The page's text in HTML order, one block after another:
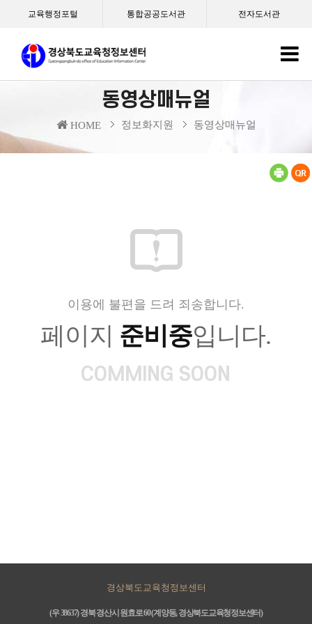
교육행정포털 통합공공도서관 전자도서관
동영상매뉴얼
HOME 정보화지원 동영상매뉴얼
이용에 불편을 드려 죄송합니다.
페이지 준비중입니다.
COMMING SOON
경상북도교육청정보센터
(우 38637) 경북 경산시 원효로 60 (계양동, 경상북도교육청정보센터)